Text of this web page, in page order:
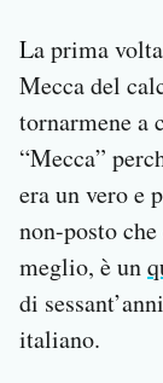
La prima
Mecca del
tornarmene a
“Mecca”
era un vero e
non-posto
meglio, è un
di
italiano.